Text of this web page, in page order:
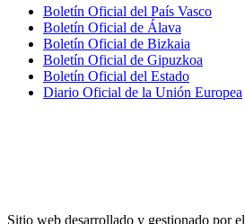
Boletín Oficial del País Vasco
Boletín Oficial de Álava
Boletín Oficial de Bizkaia
Boletín Oficial de Gipuzkoa
Boletín Oficial del Estado
Diario Oficial de la Unión Europea
Sitio web desarrollado y gestionado por el